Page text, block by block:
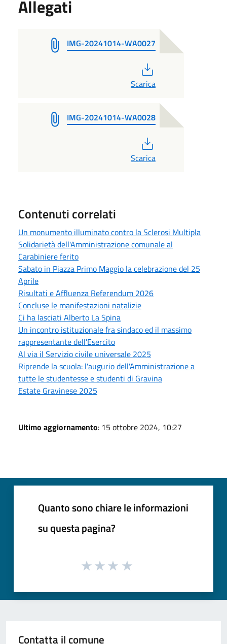
Allegati
IMG-20241014-WA0027
Scarica
IMG-20241014-WA0028
Scarica
Contenuti correlati
Un monumento illuminato contro la Sclerosi Multipla
Solidarietà dell'Amministrazione comunale al
Carabiniere ferito
Sabato in Piazza Primo Maggio la celebrazione del 25
Aprile
Risultati e Affluenza Referendum 2026
Concluse le manifestazioni natalizie
Ci ha lasciati Alberto La Spina
Un incontro istituzionale fra sindaco ed il massimo
rappresentante dell'Esercito
Al via il Servizio civile universale 2025
Riprende la scuola: l'augurio dell'Amministrazione a
tutte le studentesse e studenti di Gravina
Estate Gravinese 2025
Ultimo aggiornamento: 15 ottobre 2024, 10:27
Quanto sono chiare le informazioni
su questa pagina?
Contatta il comune